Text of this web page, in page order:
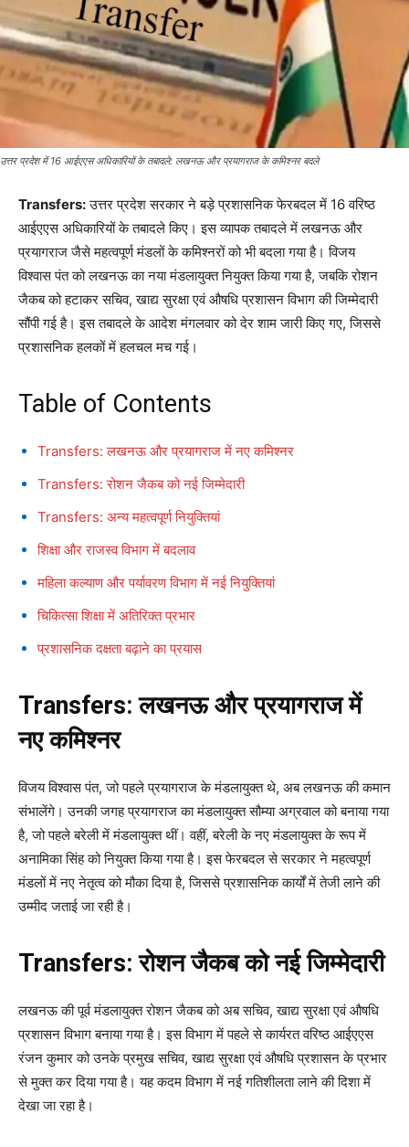
उत्तर प्रदेश में 16 आईएएस अधिकारियों के तबादले: लखनऊ और प्रयागराज के कमिश्नर बदले
Transfers:उत्तर प्रदेश सरकार ने बड़े प्रशासनिक फेरबदल में 16 वरिष्ठ
आईएएस अधिकारियों के तबादले किए। इस व्यापक तबादले में लखनऊ और
प्रयागराज जैसे महत्वपूर्ण मंडलों के कमिश्नरों को भी बदला गया है। विजय
विश्वास पंत को लखनऊ का नया मंडलायुक्त नियुक्त किया गया है, जबकि रोशन
जैकब को हटाकर सचिव, खाद्य सुरक्षा एवं औषधि प्रशासन विभाग की जिम्मेदारी
सौंपी गई है। इस तबादले के आदेश मंगलवार को देर शाम जारी किए गए, जिससे
प्रशासनिक हलकों में हलचल मच गई।
Table of Contents
Transfers: लखनऊ और प्रयागराज में नए कमिश्नर
Transfers: रोशन जैकब को नई जिम्मेदारी
Transfers: अन्य महत्वपूर्ण नियुक्तियां
शिक्षा और राजस्व विभाग में बदलाव
महिला कल्याण और पर्यावरण विभाग में नई नियुक्तियां
चिकित्सा शिक्षा में अतिरिक्त प्रभार
प्रशासनिक दक्षता बढ़ाने का प्रयास
Transfers: लखनऊ और प्रयागराज में
नए कमिश्नर
विजय विश्वास पंत, जो पहले प्रयागराज के मंडलायुक्त थे, अब लखनऊ की कमान
संभालेंगे। उनकी जगह प्रयागराज का मंडलायुक्त सौम्या अग्रवाल को बनाया गया
है, जो पहले बरेली में मंडलायुक्त थीं। वहीं, बरेली के नए मंडलायुक्त के रूप में
अनामिका सिंह को नियुक्त किया गया है। इस फेरबदल से सरकार ने महत्वपूर्ण
मंडलों में नए नेतृत्व को मौका दिया है, जिससे प्रशासनिक कार्यों में तेजी लाने की
उम्मीद जताई जा रही है।
Transfers: रोशन जैकब को नई जिम्मेदारी
लखनऊ की पूर्व मंडलायुक्त रोशन जैकब को अब सचिव, खाद्य सुरक्षा एवं औषधि
प्रशासन विभाग बनाया गया है। इस विभाग में पहले से कार्यरत वरिष्ठ आईएएस
रंजन कुमार को उनके प्रमुख सचिव, खाद्य सुरक्षा एवं औषधि प्रशासन के प्रभार
से मुक्त कर दिया गया है। यह कदम विभाग में नई गतिशीलता लाने की दिशा में
देखा जा रहा है।